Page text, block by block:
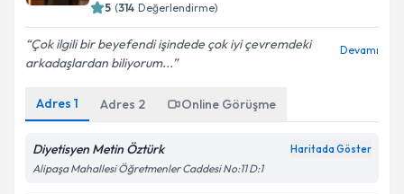
5 (314 Değerlendirme)
Çok ilgili bir beyefendi işindede çok iyi çevremdeki
arkadaşlardan biliyorum...
Devamı
Adres 1 Adres 2 Online Görüşme
Diyetisyen Metin Öztürk Haritada Göster
Alipaşa Mahallesi Öğretmenler Caddesi No:11 D:1